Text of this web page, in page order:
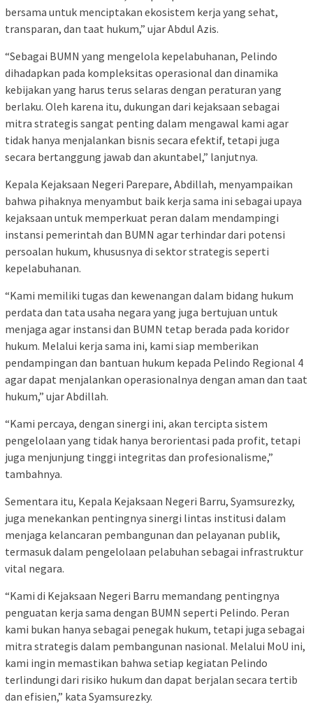
bersama untuk menciptakan ekosistem kerja yang sehat,
transparan, dan taat hukum,” ujar Abdul Azis.
“Sebagai BUMN yang mengelola kepelabuhanan, Pelindo
dihadapkan pada kompleksitas operasional dan dinamika
kebijakan yang harus terus selaras dengan peraturan yang
berlaku. Oleh karena itu, dukungan dari kejaksaan sebagai
mitra strategis sangat penting dalam mengawal kami agar
tidak hanya menjalankan bisnis secara efektif, tetapi juga
secara bertanggung jawab dan akuntabel,” lanjutnya.
Kepala Kejaksaan Negeri Parepare, Abdillah, menyampaikan
bahwa pihaknya menyambut baik kerja sama ini sebagai upaya
kejaksaan untuk memperkuat peran dalam mendampingi
instansi pemerintah dan BUMN agar terhindar dari potensi
persoalan hukum, khususnya di sektor strategis seperti
kepelabuhanan.
“Kami memiliki tugas dan kewenangan dalam bidang hukum
perdata dan tata usaha negara yang juga bertujuan untuk
menjaga agar instansi dan BUMN tetap berada pada koridor
hukum. Melalui kerja sama ini, kami siap memberikan
pendampingan dan bantuan hukum kepada Pelindo Regional 4
agar dapat menjalankan operasionalnya dengan aman dan taat
hukum,” ujar Abdillah.
“Kami percaya, dengan sinergi ini, akan tercipta sistem
pengelolaan yang tidak hanya berorientasi pada profit, tetapi
juga menjunjung tinggi integritas dan profesionalisme,”
tambahnya.
Sementara itu, Kepala Kejaksaan Negeri Barru, Syamsurezky,
juga menekankan pentingnya sinergi lintas institusi dalam
menjaga kelancaran pembangunan dan pelayanan publik,
termasuk dalam pengelolaan pelabuhan sebagai infrastruktur
vital negara.
“Kami di Kejaksaan Negeri Barru memandang pentingnya
penguatan kerja sama dengan BUMN seperti Pelindo. Peran
kami bukan hanya sebagai penegak hukum, tetapi juga sebagai
mitra strategis dalam pembangunan nasional. Melalui MoU ini,
kami ingin memastikan bahwa setiap kegiatan Pelindo
terlindungi dari risiko hukum dan dapat berjalan secara tertib
dan efisien,” kata Syamsurezky.